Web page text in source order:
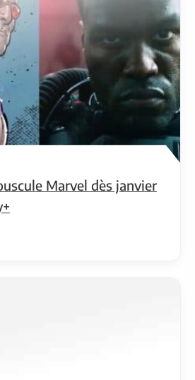
Marvel dès janvier